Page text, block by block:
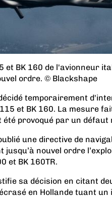
et BK 160 de l'avionneur
ordre. © Blackshape
temporairement
et BK 160. La mesure
provoqué par un
publié une directive de
jusqu’à nouvel ordre
et BK 160TR.
sa décision en citant
en Hollande tuant